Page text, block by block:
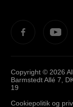
Copyright © 2026
Barmstedt Allé 7,
19
Cookiepolitik og